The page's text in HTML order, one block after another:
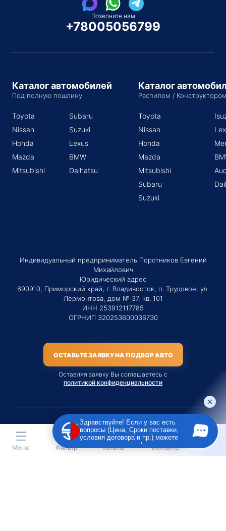
Позвоните нам
+78005056799
Каталог автомобилей
Под полную пошлину
Toyota
Nissan
Honda
Mazda
Mitsubishi
Subaru
Suzuki
Lexus
BMW
Daihatsu
Каталог
Распилом /
Toyota
Nissan
Honda
Mazda
Mitsubishi
Subaru
Suzuki
Индивидуальный предприниматель Поротников Евгений
Михайлович
Юридический адрес
690910, Приморский край, г. Владивосток, п. Трудовое, ул.
Лермонтова, дом № 37, кв. 101
ИНН 253912117785
ОГРНИП 320253600036730
ОСТАВЬТЕ ЗАЯВКУ НА ПОДБОР АВТО
Оставляя заявку Вы соглашаетесь с
политикой конфиденциальности
Материалы данного сайта являются публичной офертой
только на услугу сопровождения Агентом приобретения
транспортного средства Клиентом.
Меню Фильтр Каталог Контакты
Здравствуйте! Если у вас есть
вопросы (Цена, Сроки поставки,
условия договора и пр.) можете
задать их мне в чат!